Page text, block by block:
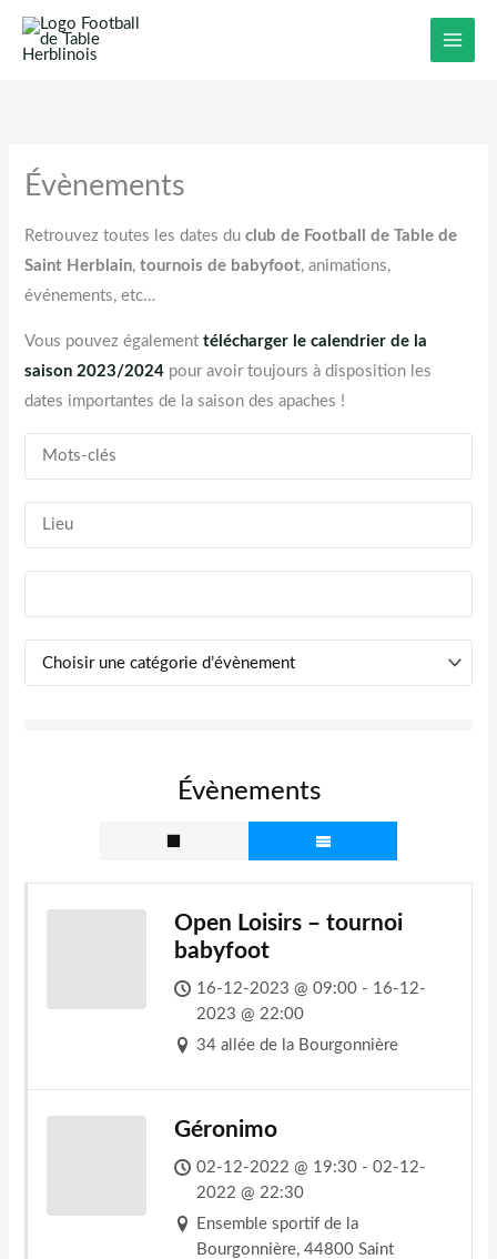
Aller
Évènements
Retrouvez toutes les dates du club de Football de Table de
Saint Herblain,tournois de babyfoot, animations,
événements, etc…
Vous pouvez égalementtélécharger le calendrier de la
saison 2023/2024 pour avoir toujours à disposition les
dates importantes de la saison des apaches !
Évènements
Open Loisirs – tournoi
babyfoot
16-12-2023 @ 09:00 - 16-12-
2023 @ 22:00
34 allée de la Bourgonnière
Géronimo
02-12-2022 @ 19:30 - 02-12-
2022 @ 22:30
Ensemble sportif de la
Bourgonnière, 44800 Saint